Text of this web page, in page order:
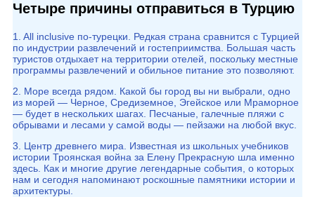
Четыре причины отправиться в Турцию
1. All inclusive по-турецки. Редкая страна сравнится с Турцией
по индустрии развлечений и гостеприимства. Большая часть
туристов отдыхает на территории отелей, поскольку местные
программы развлечений и обильное питание это позволяют.
2. Море всегда рядом. Какой бы город вы ни выбрали, одно
из морей — Черное, Средиземное, Эгейское или Мраморное
— будет в нескольких шагах. Песчаные, галечные пляжи с
обрывами и лесами у самой воды — пейзажи на любой вкус.
3. Центр древнего мира. Известная из школьных учебников
истории Троянская война за Елену Прекрасную шла именно
здесь. Как и многие другие легендарные события, о которых
нам и сегодня напоминают роскошные памятники истории и
архитектуры.